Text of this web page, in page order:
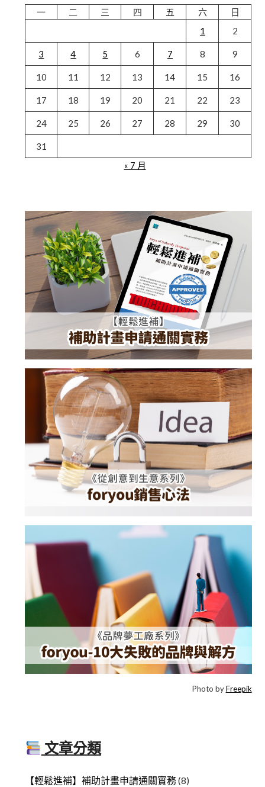
一 二 三 四 五 六
日
1
2
3 4 5 6 7 8 9
10 11 12 13 14 15 16
17 18 19 20 21 22 23
24 25 26 27 28 29 30
31
« 7 月
Photo byFreepik
文章分類
【輕鬆進補】補助計畫申請通關實務(8)